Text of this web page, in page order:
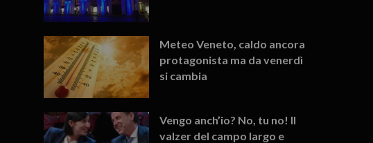
Meteo Veneto, caldo ancora
protagonista ma da venerdì
si cambia
Vengo anch’io? No, tu no! Il
valzer del campo largo e